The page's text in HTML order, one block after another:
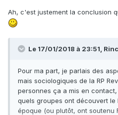
Ah, c'est justement la conclusion
Le 17/01/2018 à 23:51,
Pour ma part, je parlais des
mais sociologiques de la RP
personnes ça a mis en
quels groupes ont découvert le
époque (ou plutôt, ont soutenu